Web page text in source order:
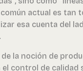
actual es tan
esa cuenta del
de la noción de
el control de calidad